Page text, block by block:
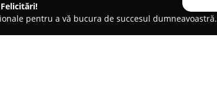
Felicitări!
pentru a vă bucura de succesul dumneavoastră.